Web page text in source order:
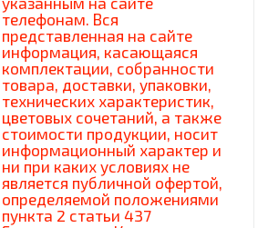
телефонам. Вся
представленная на сайте
информация, касающаяся
комплектации, собранности
товара, доставки, упаковки,
технических характеристик,
цветовых сочетаний, а также
стоимости продукции, носит
информационный характер и
ни при каких условиях не
является публичной офертой,
определяемой положениями
пункта 2 статьи 437